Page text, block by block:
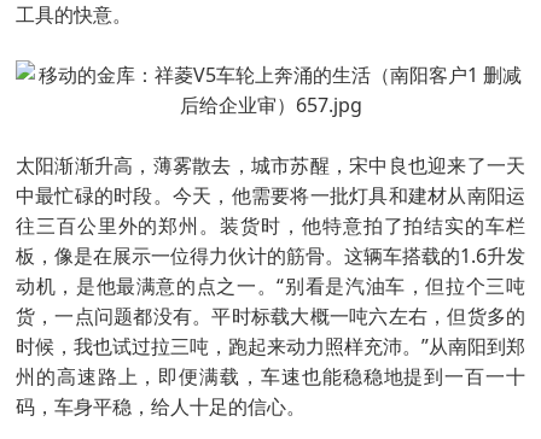
工具的快意。
太阳渐渐升高，薄雾散去，城市苏醒，宋中良也迎来了一天
中最忙碌的时段。今天，他需要将一批灯具和建材从南阳运
往三百公里外的郑州。装货时，他特意拍了拍结实的车栏
板，像是在展示一位得力伙计的筋骨。这辆车搭载的1.6升发
动机，是他最满意的点之一。“别看是汽油车，但拉个三吨
货，一点问题都没有。平时标载大概一吨六左右，但货多的
时候，我也试过拉三吨，跑起来动力照样充沛。”从南阳到郑
州的高速路上，即便满载，车速也能稳稳地提到一百一十
码，车身平稳，给人十足的信心。